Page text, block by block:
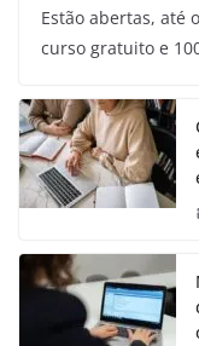
Estão abertas, até
curso gratuito e